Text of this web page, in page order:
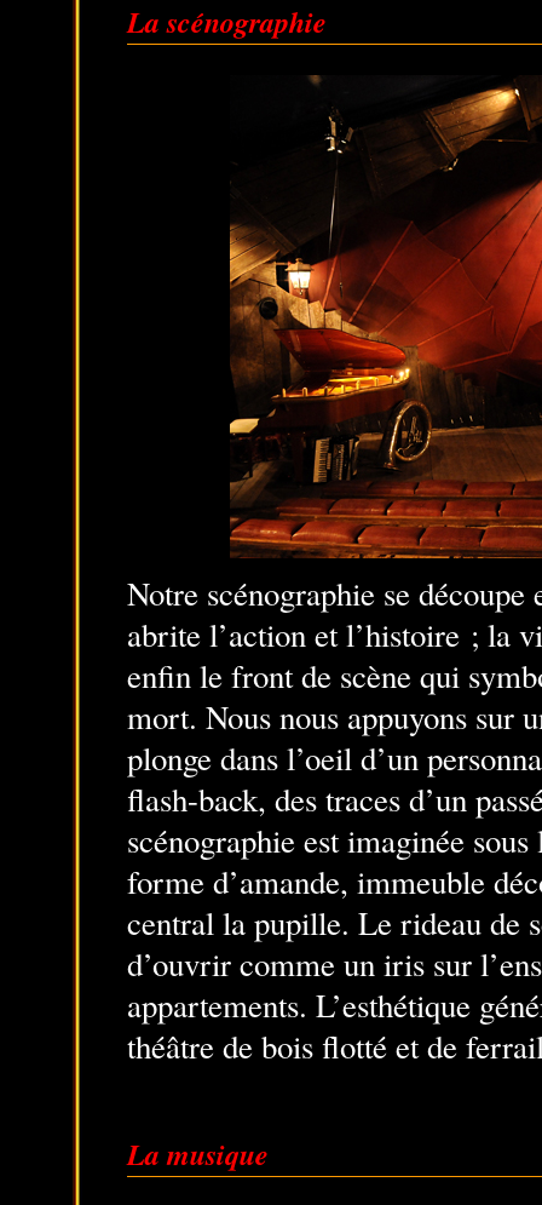
La scénographie
Notre scénographie se
abrite l’action et l’histoire ; la
enfin le front de scène qui
mort. Nous nous appuyons sur
plonge dans l’oeil d’un
flash-back, des traces d’un
scénographie est imaginée
forme d’amande, immeuble
central la pupille. Le rideau de
d’ouvrir comme un iris sur
appartements. L’esthétique
théâtre de bois flotté et de
La musique